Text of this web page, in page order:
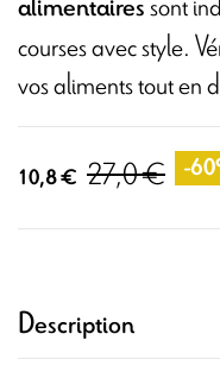
courses avec style.
vos aliments tout en
10,8 € 27,0 € -
Description